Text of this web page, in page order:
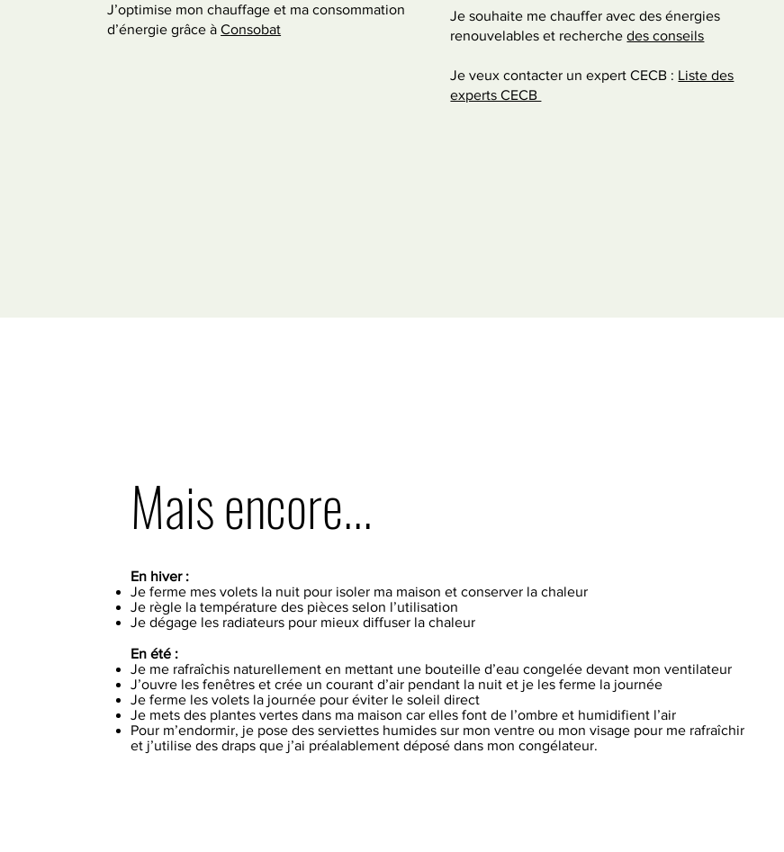
J’optimise mon chauffage et ma consommation
d’énergie grâce àConsobat
Je souhaite me chauffer avec des énergies
renouvelables et recherchedes conseils
Je veux contacter un expert CECB : Liste des
experts CECB
Mais encore...
En hiver :
Je ferme mes volets la nuit pour isoler ma maison et conserver la chaleur
Je règle la température des pièces selon l’utilisation
Je dégage les radiateurs pour mieux diffuser la chaleur
En été :
Je me rafraîchis naturellement en mettant une bouteille d’eau congelée devant mon ventilateur
J’ouvre les fenêtres et crée un courant d’air pendant la nuit et je les ferme la journée
Je ferme les volets la journée pour éviter le soleil direct
Je mets des plantes vertes dans ma maison car elles font de l’ombre et humidifient l’air
Pour m’endormir, je pose des serviettes humides sur mon ventre ou mon visage pour me rafraîchir
et j’utilise des draps que j’ai préalablement déposé dans mon congélateur.